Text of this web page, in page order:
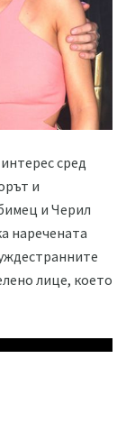
сред
и
и Черил
наречената
лице, което